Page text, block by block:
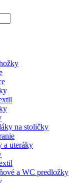
na stoličky
a uteráky
a WC predložky